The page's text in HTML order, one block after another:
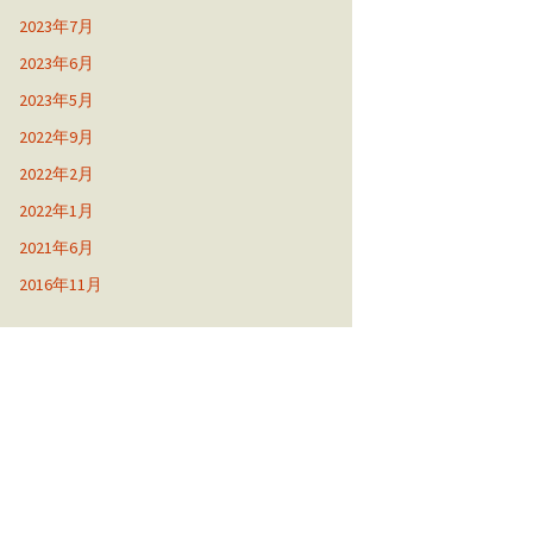
2023年7月
2023年6月
2023年5月
2022年9月
2022年2月
2022年1月
2021年6月
2016年11月